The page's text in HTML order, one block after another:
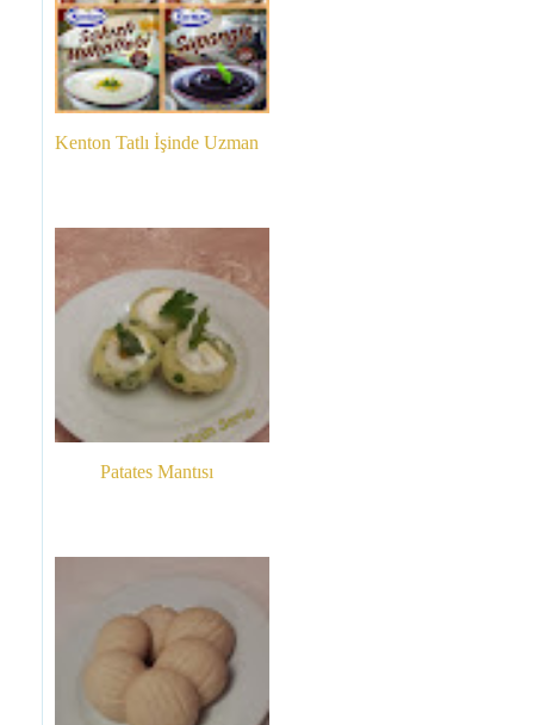
Kenton Tatlı İşinde Uzman
Patates Mantısı